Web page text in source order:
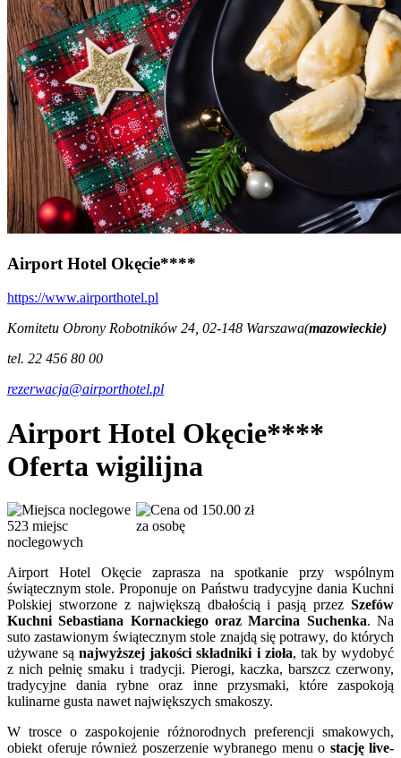
Airport Hotel Okęcie****
https://www.airporthotel.pl
Komitetu Obrony Robotników 24, 02-148 Warszawa(mazowieckie)
tel. 22 456 80 00
rezerwacja@airporthotel.pl
Airport Hotel Okęcie****
Oferta wigilijna
523 miejsc
noclegowych
od 150.00 zł
za osobę
Airport Hotel Okęcie zaprasza na spotkanie przy wspólnym
świątecznym stole. Proponuje on Państwu tradycyjne dania Kuchni
Polskiej stworzone z największą dbałością i pasją przez Szefów
Kuchni Sebastiana Kornackiego oraz Marcina Suchenka. Na
suto zastawionym świątecznym stole znajdą się potrawy, do których
używane sąnajwyższej jakości składniki i zioła, tak by wydobyć
z nich pełnię smaku i tradycji. Pierogi, kaczka, barszcz czerwony,
tradycyjne dania rybne oraz inne przysmaki, które zaspokoją
kulinarne gusta nawet największych smakoszy.
W trosce o zaspokojenie różnorodnych preferencji smakowych,
obiekt oferuje również poszerzenie wybranego menu o stację live-